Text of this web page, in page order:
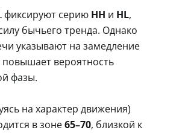
фиксируют серию HH и HL,
бычьего тренда. Однако
указывают на замедление
повышает вероятность
фазы.
на характер движения)
в зоне65–70, близкой к